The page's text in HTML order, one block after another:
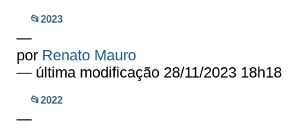
📂2023
—
por Renato Mauro
— última modificação 28/11/2023 18h18
📂2022
—